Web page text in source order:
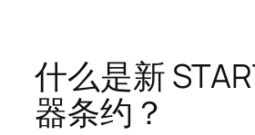
什么是新
器条约？